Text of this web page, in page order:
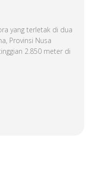
yang terletak di dua
Provinsi Nusa
2.850 meter di